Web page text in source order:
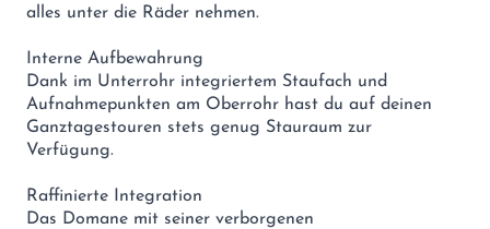
alles unter die Räder nehmen.
Interne Aufbewahrung
Dank im Unterrohr integriertem Staufach und
Aufnahmepunkten am Oberrohr hast du auf deinen
Ganztagestouren stets genug Stauraum zur
Verfügung.
Raffinierte Integration
Das Domane mit seiner verborgenen